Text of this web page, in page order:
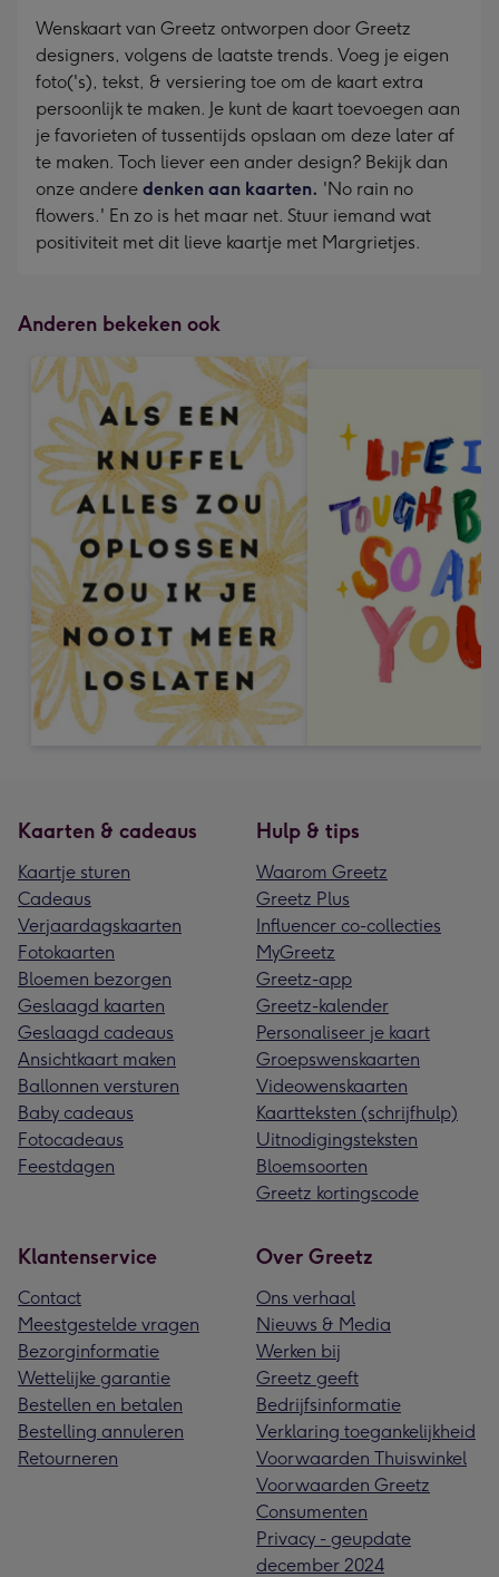
Wenskaart van Greetz ontworpen door Greetz
designers, volgens de laatste trends. Voeg je eigen
foto('s), tekst, & versiering toe om de kaart extra
persoonlijk te maken. Je kunt de kaart toevoegen aan
je favorieten of tussentijds opslaan om deze later af
te maken. Toch liever een ander design? Bekijk dan
onze andere denken aan kaarten. 'No rain no
flowers.' En zo is het maar net. Stuur iemand wat
positiviteit met dit lieve kaartje met Margrietjes.
Anderen bekeken ook
Kaarten & cadeaus
Kaartje sturen
Cadeaus
Verjaardagskaarten
Fotokaarten
Bloemen bezorgen
Geslaagd kaarten
Geslaagd cadeaus
Ansichtkaart maken
Ballonnen versturen
Baby cadeaus
Fotocadeaus
Feestdagen
Hulp & tips
Waarom Greetz
Greetz Plus
Influencer co-collecties
MyGreetz
Greetz-app
Greetz-kalender
Personaliseer je kaart
Groepswenskaarten
Videowenskaarten
Kaartteksten (schrijfhulp)
Uitnodigingsteksten
Bloemsoorten
Greetz kortingscode
Klantenservice
Contact
Meestgestelde vragen
Bezorginformatie
Wettelijke garantie
Bestellen en betalen
Bestelling annuleren
Retourneren
Over Greetz
Ons verhaal
Nieuws & Media
Werken bij
Greetz geeft
Bedrijfsinformatie
Verklaring toegankelijkheid
Voorwaarden Thuiswinkel
Voorwaarden Greetz
Consumenten
Privacy - geupdate
december 2024